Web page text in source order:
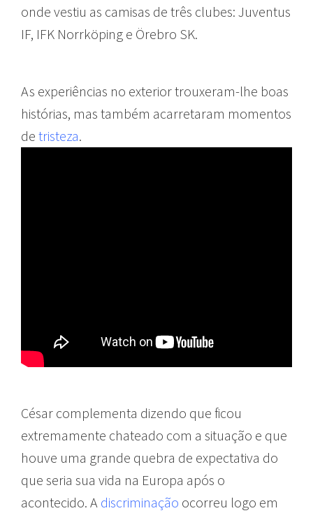
onde vestiu as camisas de três clubes: Juventus
IF, IFK Norrköping e Örebro SK.
As experiências no exterior trouxeram-lhe boas
histórias, mas também acarretaram momentos
de tristeza.
César complementa dizendo que ficou
extremamente chateado com a situação e que
houve uma grande quebra de expectativa do
que seria sua vida na Europa após o
acontecido. A discriminação ocorreu logo em